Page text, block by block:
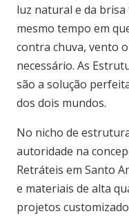
luz natural e da
mesmo tempo em
contra chuva, vento
necessário. As
são a solução
dos dois mundos.
No nicho de
autoridade na
Retráteis em Santo
e materiais de alta
projetos